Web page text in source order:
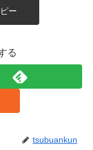
ー
る
tsubuankun